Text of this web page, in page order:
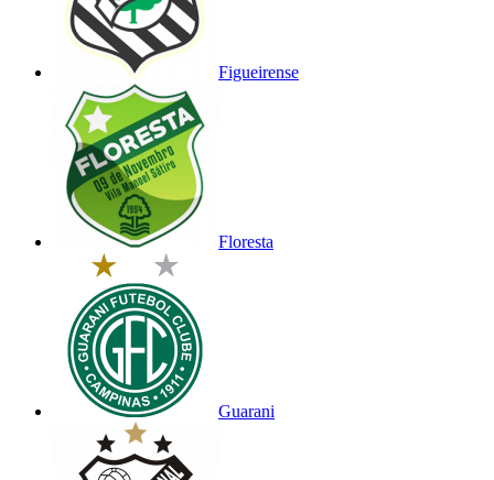
Figueirense
Floresta
Guarani